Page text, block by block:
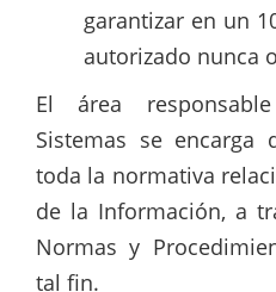
garantizar en un
autorizado nunca
El área
Sistemas se encarga
toda la normativa
de la Información, a
Normas y
tal fin.